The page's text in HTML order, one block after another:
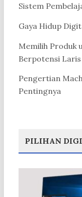
Sistem
Gaya Hidup
Memilih Produk
Berpotensi Laris
Pengertian
Pentingnya
PILIHAN